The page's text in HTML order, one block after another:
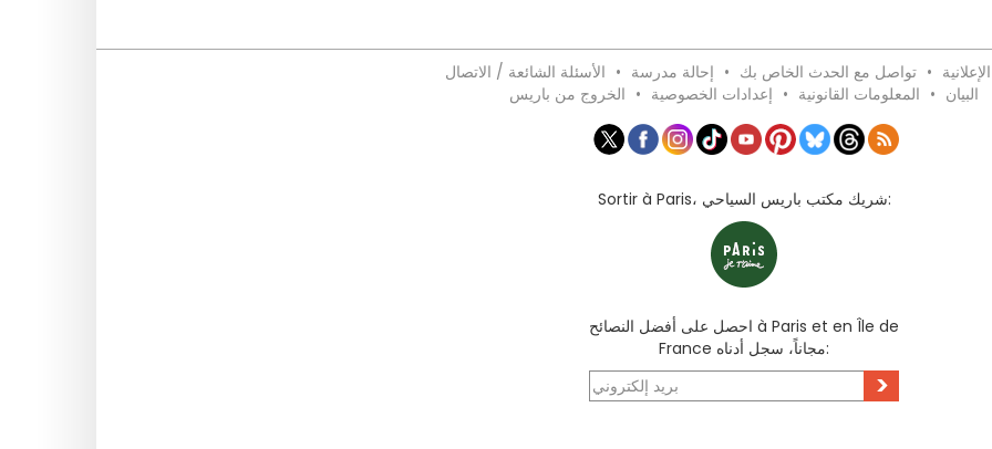
• تواصل مع الحدث الخاص بك • إحالة مدرسة • الأسئلة الشائعة / الاتصال
البيان • المعلومات القانونية • إعدادات الخصوصية • الخروج من باريس
Sortir à Paris، شريك مكتب باريس السياحي:
احصل على أفضل النصائح à Paris et en Île de
France مجاناً، سجل أدناه:
>